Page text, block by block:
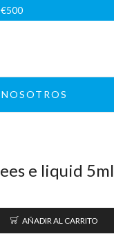
e liquid 5ml
AÑADIR AL CARRITO